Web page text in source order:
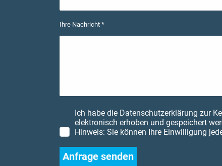
Ihre Nachricht *
Ich habe die Datenschutzerklärung zur
elektronisch erhoben und gespeichert
Hinweis: Sie können Ihre Einwilligung